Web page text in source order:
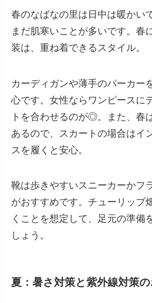
春のなばなの里は日中は暖かい
まだ肌寒いことが多いです。春
装は、重ね着できるスタイル。
カーディガンや薄手のパーカー
心です。女性ならワンピースに
トを合わせるのが◎。また、春
あるので、スカートの場合はイ
スを履くと安心。
靴は歩きやすいスニーカーかフ
がおすすめです。チューリップ
くことを想定して、足元の準備
しょう。
夏：暑さ対策と紫外線対策